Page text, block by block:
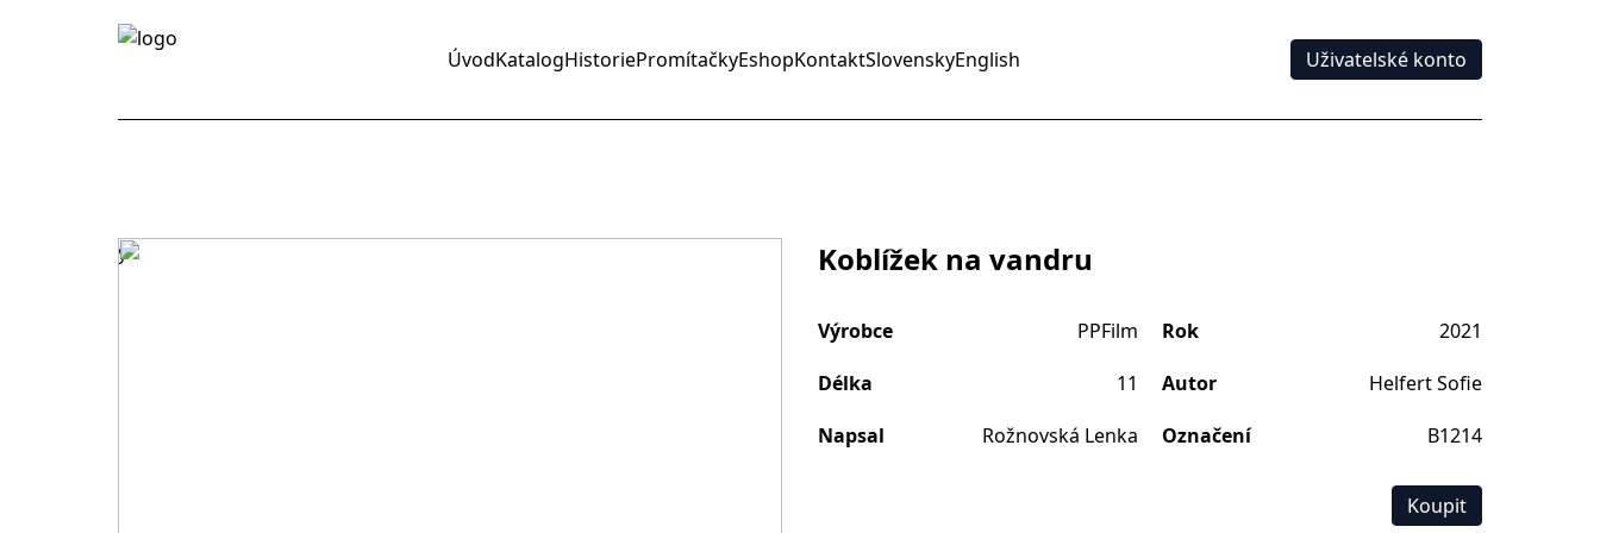
ÚvodKatalogHistoriePromítačkyEshopKontaktSlovenskyEnglish Uživatelské konto
y Koblížek na vandru
Výrobce PPFilm Rok
2021
Délka
11 Autor
Helfert Sofie
Napsal
Rožnovská Lenka Označení B1214
Koupit